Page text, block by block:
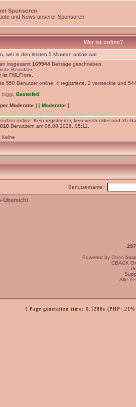
Sponsoren
und News unserer Sponsoren
Wer ist online?
wer in den letzten 5 Minuten online war.
insgesamt 169944 Beiträge geschrieben.
Benutzer.
ist FMLFlore
550 Benutzer online: 4 registrierte, 2 versteckte und
biggi Bastelfeti
Moderator ] [ Moderator ]
online: Kein registrierter, kein versteckter und 36
Benutzern am 06.08.2026, 05:11.
Keine
Benutzername:
Übersicht
Powered by Orion
CBACK
:-:
Alle
[ Page generation time: 0.1288s (PHP: